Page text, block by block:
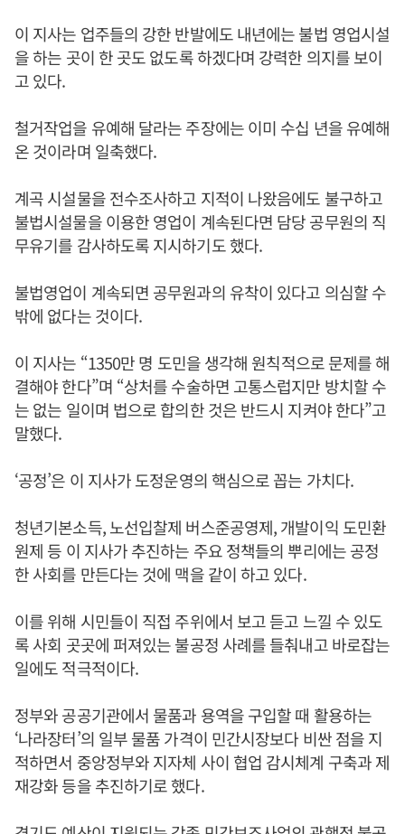
이 지사는 업주들의 강한 반발에도 내년에는 불법 영업시설
을 하는 곳이 한 곳도 없도록 하겠다며 강력한 의지를 보이
고 있다.
철거작업을 유예해 달라는 주장에는 이미 수십 년을 유예해
온 것이라며 일축했다.
계곡 시설물을 전수조사하고 지적이 나왔음에도 불구하고
불법시설물을 이용한 영업이 계속된다면 담당 공무원의 직
무유기를 감사하도록 지시하기도 했다.
불법영업이 계속되면 공무원과의 유착이 있다고 의심할 수
밖에 없다는 것이다.
이 지사는 “1350만 명 도민을 생각해 원칙적으로 문제를 해
결해야 한다”며 “상처를 수술하면 고통스럽지만 방치할 수
는 없는 일이며 법으로 합의한 것은 반드시 지켜야 한다”고
말했다.
‘공정’은 이 지사가 도정운영의 핵심으로 꼽는 가치다.
청년기본소득, 노선입찰제 버스준공영제, 개발이익 도민환
원제 등 이 지사가 추진하는 주요 정책들의 뿌리에는 공정
한 사회를 만든다는 것에 맥을 같이 하고 있다.
이를 위해 시민들이 직접 주위에서 보고 듣고 느낄 수 있도
록 사회 곳곳에 퍼져있는 불공정 사례를 들춰내고 바로잡는
일에도 적극적이다.
정부와 공공기관에서 물품과 용역을 구입할 때 활용하는
‘나라장터’의 일부 물품 가격이 민간시장보다 비싼 점을 지
적하면서 중앙정부와 지자체 사이 협업 감시체계 구축과 제
재강화 등을 추진하기로 했다.